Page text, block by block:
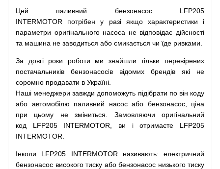
Цей паливний бензонасосLFP205
INTERMOTOR потрібен у разі якщо характеристики
і
параметри оригінального насоса не відповідає дійсності
та машина не заводиться або смикається чи їде ривками
За довгі роки роботи ми знайшли тільки
перевірених
постачальників
бензонасосів відомих брендів які
не
соромно продавати в Україні.
Наші менеджери завжди допоможуть підібрати по він коду
або автомобілю паливний насос або бензонасос,
ціна
при
цьому не зміниться Замовляючи
оригінальний
код LFP205 INTERMOTOR, ви і отримаєте LFP205
INTERMOTOR.
Інколи LFP205 INTERMOTOR називають:
електричний
бензонасос високого тиску або бензонасос низького тиску